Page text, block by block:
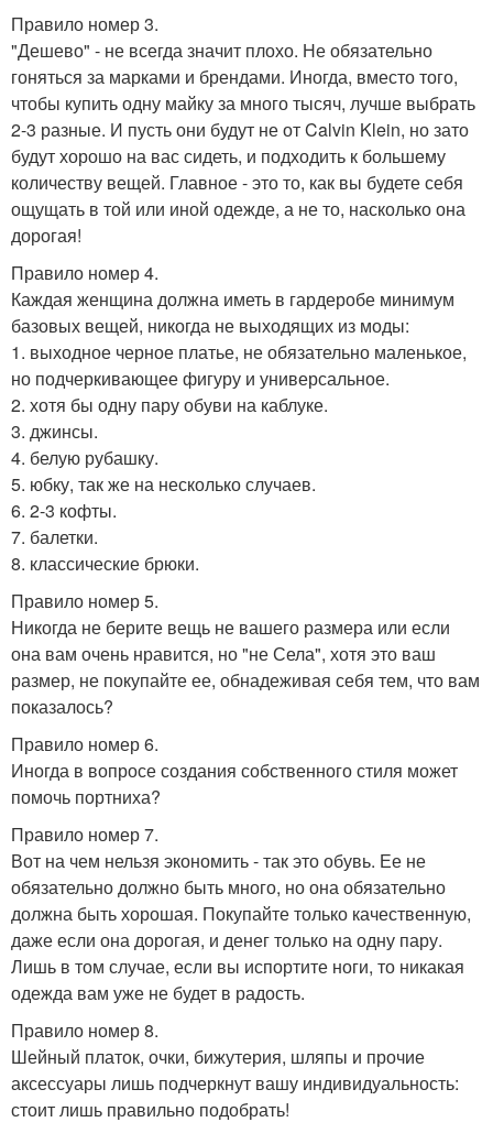
Правило номер 3.
"Дешево" - не всегда значит плохо. Не обязательно
гоняться за марками и брендами. Иногда, вместо того,
чтобы купить одну майку за много тысяч, лучше выбрать
2-3 разные. И пусть они будут не от Calvin Klein, но зато
будут хорошо на вас сидеть, и подходить к большему
количеству вещей. Главное - это то, как вы будете себя
ощущать в той или иной одежде, а не то, насколько она
дорогая!
Правило номер 4.
Каждая женщина должна иметь в гардеробе минимум
базовых вещей, никогда не выходящих из моды:
1. выходное черное платье, не обязательно маленькое,
но подчеркивающее фигуру и универсальное.
2. хотя бы одну пару обуви на каблуке.
3. джинсы.
4. белую рубашку.
5. юбку, так же на несколько случаев.
6. 2-3 кофты.
7. балетки.
8. классические брюки.
Правило номер 5.
Никогда не берите вещь не вашего размера или если
она вам очень нравится, но "не Села", хотя это ваш
размер, не покупайте ее, обнадеживая себя тем, что вам
показалось?
Правило номер 6.
Иногда в вопросе создания собственного стиля может
помочь портниха?
Правило номер 7.
Вот на чем нельзя экономить - так это обувь. Ее не
обязательно должно быть много, но она обязательно
должна быть хорошая. Покупайте только качественную,
даже если она дорогая, и денег только на одну пару.
Лишь в том случае, если вы испортите ноги, то никакая
одежда вам уже не будет в радость.
Правило номер 8.
Шейный платок, очки, бижутерия, шляпы и прочие
аксессуары лишь подчеркнут вашу индивидуальность:
стоит лишь правильно подобрать!